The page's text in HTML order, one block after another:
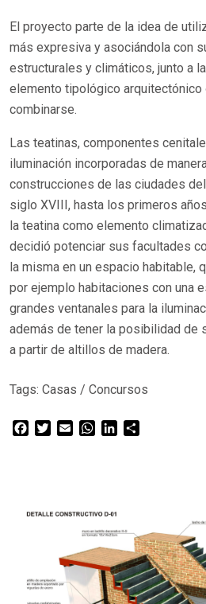
El proyecto parte de la idea de
más expresiva y asociándola con
estructurales y climáticos, junto a
elemento tipológico arquitectónico
combinarse.
Las teatinas, componentes
iluminación incorporadas de
construcciones de las ciudades
siglo XVIII, hasta los primeros
la teatina como elemento
decidió potenciar sus facultades
la misma en un espacio habitable,
por ejemplo habitaciones con una
grandes ventanales para la
además de tener la posibilidad de
a partir de altillos de madera.
Tags: Casas / Concursos
Facebook
TwitterEmail WhatsApp
LinkedIn